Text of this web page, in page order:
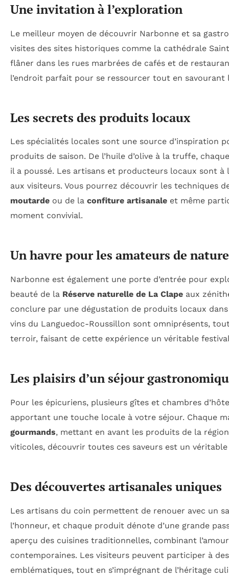
Une invitation à l’exploration
Le meilleur moyen de découvrir Narbonne et sa
visites des sites historiques comme la cathédrale
flâner dans les rues marbrées de cafés et de
l’endroit parfait pour se ressourcer tout en savourant
Les secrets des produits locaux
Les spécialités locales sont une source d’inspiration
produits de saison. De l’huile d’olive à la truffe,
il a poussé. Les artisans et producteurs locaux sont
aux visiteurs. Vous pourrez découvrir les techniques
moutarde ou de la confiture artisanale et même
moment convivial.
Un havre pour les amateurs de
Narbonne est également une porte d’entrée pour
beauté de la Réserve naturelle de La Clape aux
conclure par une dégustation de produits locaux
vins du Languedoc-Roussillon sont omniprésents,
terroir, faisant de cette expérience un véritable
Les plaisirs d’un séjour
Pour les épicuriens, plusieurs gîtes et chambres
apportant une touche locale à votre séjour. Chaque
gourmands, mettant en avant les produits de la
viticoles, découvrir toutes ces saveurs est un
Des découvertes artisanales uniques
Les artisans du coin permettent de renouer avec un
l’honneur, et chaque produit dénote d’une grande
aperçu des cuisines traditionnelles, combinant
contemporaines. Les visiteurs peuvent participer à
emblématiques, tout en s’imprégnant de l’héritage